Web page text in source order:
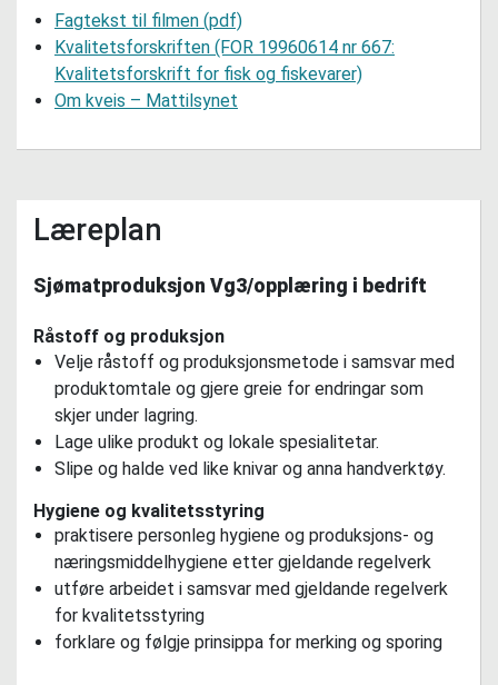
Fagtekst til filmen (pdf)
Kvalitetsforskriften (FOR 19960614 nr 667:
Kvalitetsforskrift for fisk og fiskevarer)
Om kveis – Mattilsynet
Læreplan
Sjømatproduksjon Vg3/opplæring i bedrift
Råstoff og produksjon
Velje råstoff og produksjonsmetode i samsvar med
produktomtale og gjere greie for endringar som
skjer under lagring.
Lage ulike produkt og lokale spesialitetar.
Slipe og halde ved like knivar og anna handverktøy.
Hygiene og kvalitetsstyring
praktisere personleg hygiene og produksjons- og
næringsmiddelhygiene etter gjeldande regelverk
utføre arbeidet i samsvar med gjeldande regelverk
for kvalitetsstyring
forklare og følgje prinsippa for merking og sporing